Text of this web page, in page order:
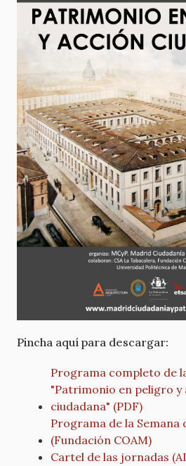
Pincha aquí para descargar:
Programa completo de
"Patrimonio en peligro y
ciudadana" (PDF)
Programa de la
(Fundación COAM)
Cartel de las jornadas